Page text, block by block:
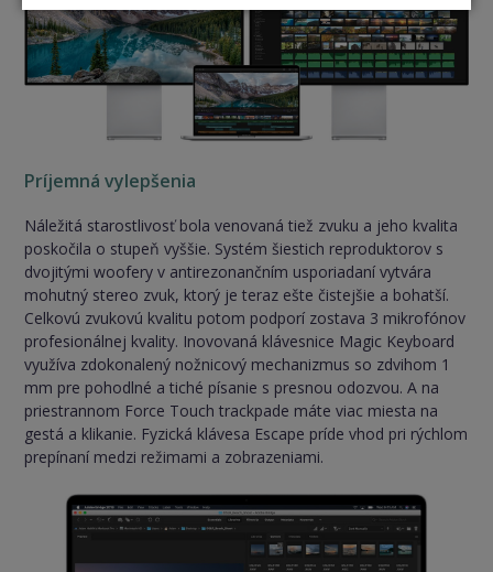
Príjemná vylepšenia
Náležitá starostlivosť bola venovaná tiež zvuku a jeho kvalita
poskočila o stupeň vyššie. Systém šiestich reproduktorov s
dvojitými woofery v antirezonančním usporiadaní vytvára
mohutný stereo zvuk, ktorý je teraz ešte čistejšie a bohatší.
Celkovú zvukovú kvalitu potom podporí zostava 3 mikrofónov
profesionálnej kvality. Inovovaná klávesnice Magic Keyboard
využíva zdokonalený nožnicový mechanizmus so zdvihom 1
mm pre pohodlné a tiché písanie s presnou odozvou. A na
priestrannom Force Touch trackpade máte viac miesta na
gestá a klikanie. Fyzická klávesa Escape príde vhod pri rýchlom
prepínaní medzi režimami a zobrazeniami.